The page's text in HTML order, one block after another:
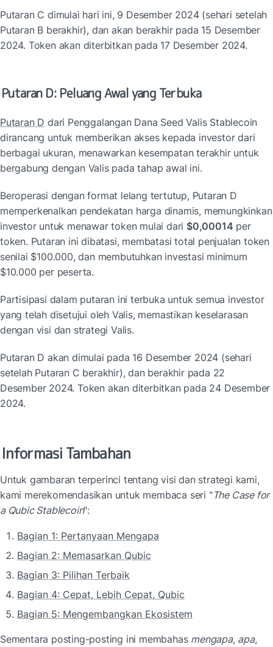
Putaran C dimulai hari ini, 9 Desember 2024 (sehari setelah
Putaran B berakhir), dan akan berakhir pada 15 Desember
2024. Token akan diterbitkan pada 17 Desember 2024.
Putaran D: Peluang Awal yang Terbuka
Putaran D dari Penggalangan Dana Seed Valis Stablecoin
dirancang untuk memberikan akses kepada investor dari
berbagai ukuran, menawarkan kesempatan terakhir untuk
bergabung dengan Valis pada tahap awal ini.
Beroperasi dengan format lelang tertutup, Putaran D
memperkenalkan pendekatan harga dinamis, memungkinkan
investor untuk menawar token mulai dari $0,00014 per
token. Putaran ini dibatasi, membatasi total penjualan token
senilai $100.000, dan membutuhkan investasi minimum
$10.000 per peserta.
Partisipasi dalam putaran ini terbuka untuk semua investor
yang telah disetujui oleh Valis, memastikan keselarasan
dengan visi dan strategi Valis.
Putaran D akan dimulai pada 16 Desember 2024 (sehari
setelah Putaran C berakhir), dan berakhir pada 22
Desember 2024. Token akan diterbitkan pada 24 Desember
2024.
Informasi Tambahan
Untuk gambaran terperinci tentang visi dan strategi kami,
kami merekomendasikan untuk membaca seri "The Case for
a Qubic Stablecoin":
Bagian 1: Pertanyaan Mengapa
Bagian 2: Memasarkan Qubic
Bagian 3: Pilihan Terbaik
Bagian 4: Cepat, Lebih Cepat, Qubic
Bagian 5: Mengembangkan Ekosistem
Sementara posting-posting ini membahas mengapa, apa